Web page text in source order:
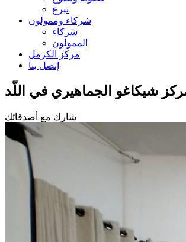
تبرع
شركاء وممولون
شركاء
الممولون
مركز الكرمل
إتصل بنا
شيكاغو الجماهيري في اللّد
شارك مع أصدقائك